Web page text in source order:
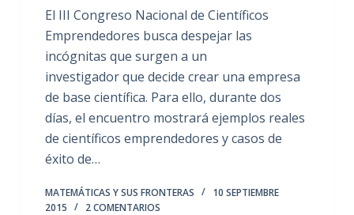
El III Congreso Nacional de Científicos
Emprendedores busca despejar las
incógnitas que surgen a un
investigador que decide crear una empresa
de base científica. Para ello, durante dos
días, el encuentro mostrará ejemplos reales
de científicos emprendedores y casos de
éxito de…
MATEMÁTICAS Y SUS FRONTERAS
10 SEPTIEMBRE
2015
2 COMENTARIOS